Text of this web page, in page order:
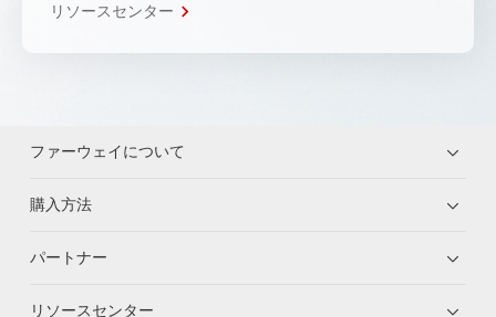
リソースセンター
ファーウェイについて
購入方法
パートナー
リソースセンター